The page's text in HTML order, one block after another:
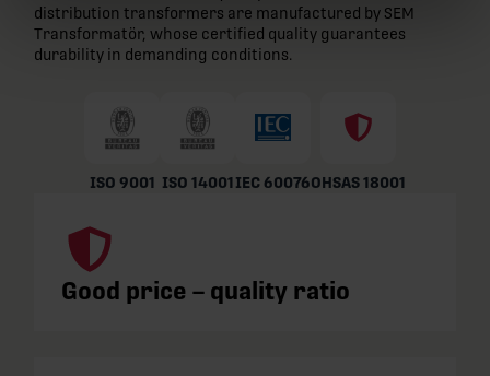
distribution transformers are manufactured by SEM
Transformatör, whose certified quality guarantees
durability in demanding conditions.
ISO 9001 ISO 14001IEC 60076OHSAS 18001
Good price – quality ratio